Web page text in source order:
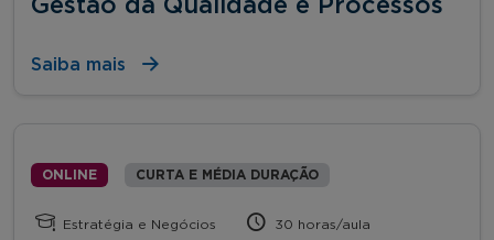
Gestão da Qualidade e Processos
Saiba mais
ONLINE CURTA E MÉDIA DURAÇÃO
Estratégia e Negócios 30 horas/aula